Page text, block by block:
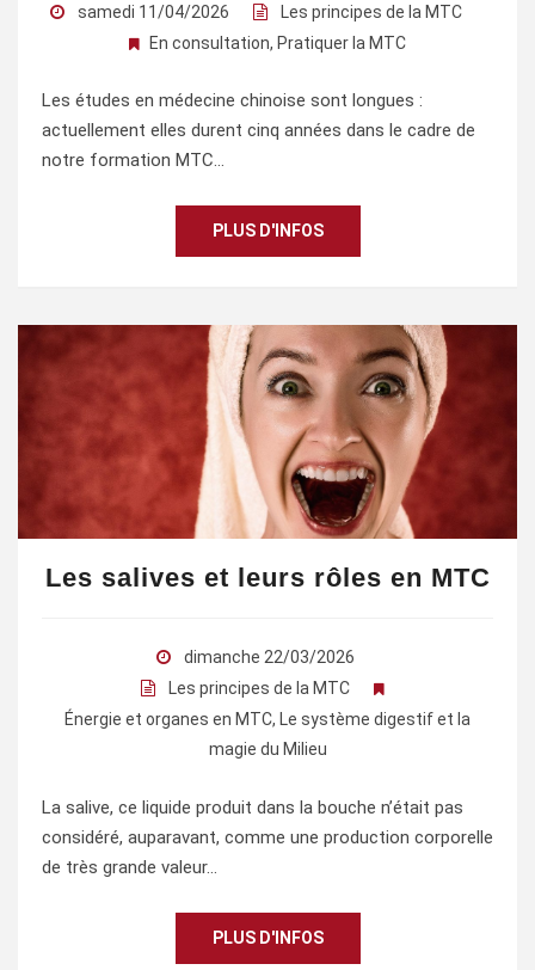
samedi 11/04/2026
Les principes de la MTC
En consultation, Pratiquer la MTC
Les études en médecine chinoise sont longues :
actuellement elles durent cinq années dans le cadre de
notre formation MTC…
PLUS D'INFOS
Les salives et leurs rôles en MTC
dimanche 22/03/2026
Les principes de la MTC
Énergie et organes en MTC, Le système digestif et la
magie du Milieu
La salive, ce liquide produit dans la bouche n’était pas
considéré, auparavant, comme une production corporelle
de très grande valeur…
PLUS D'INFOS